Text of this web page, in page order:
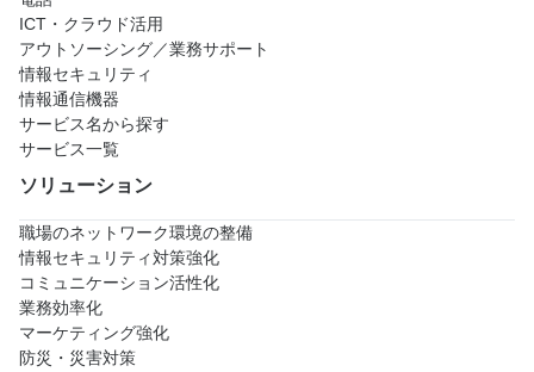
ICT・クラウド活用
アウトソーシング／業務サポート
情報セキュリティ
情報通信機器
サービス名から探す
サービス一覧
ソリューション
職場のネットワーク環境の整備
情報セキュリティ対策強化
コミュニケーション活性化
業務効率化
マーケティング強化
防災・災害対策